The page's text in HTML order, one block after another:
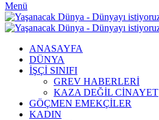
Menü
ANASAYFA
DÜNYA
İŞÇİ SINIFI
GREV HABERLERİ
KAZA DEĞİL CİNAYET
GÖÇMEN EMEKÇİLER
KADIN